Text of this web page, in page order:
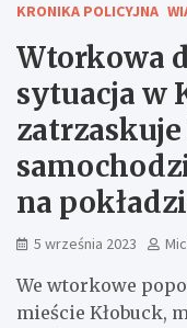
KRONIKA POLICYJNA
Wtorkowa
sytuacja w
na
5 września 2023
We wtorkowe
mieście Kłobuck,